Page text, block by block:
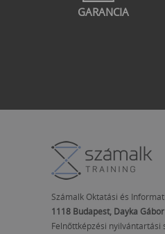
GARANCIA
Számalk Oktatási és
1118 Budapest, Dayka Gábor
Felnőttképzési nyilvántartási